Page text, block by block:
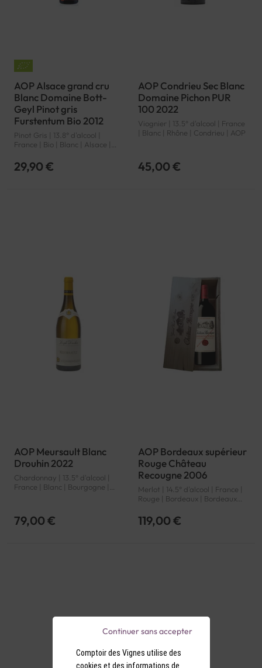
AOP Alsace grand cru
Blanc Domaine Bott-
Geyl Pinot gris
Furstentum Bio 2012
Pinot Gris | 13.8° d'alcool |
France | Bio | Blanc | Alsace |
29,90 €
AOP Condrieu Sec Blanc
Domaine Pichon PUR
100 2022
Viognier | 13.5° d'alcool | France
| Blanc | Rhône | Condrieu | AOP
45,00 €
AOP Meursault Blanc
Drouhin 2022
Chardonnay | 13.5° d'alcool |
France | Blanc | Bourgogne |
79,00 €
AOP Bordeaux supérieur
Rouge Château
Recougne 2006
Merlot | 14.5° d'alcool | France |
Rouge | Bordeaux | Bordeaux
119,00 €
Comptoir des Vignes utilise des
cookies et des informations de
Continuer sans accepter